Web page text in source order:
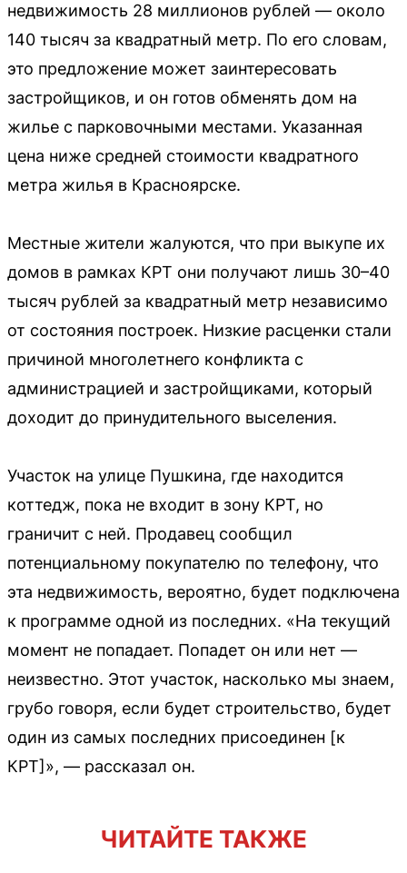
недвижимость 28 миллионов рублей — около
140 тысяч за квадратный метр. По его словам,
это предложение может заинтересовать
застройщиков, и он готов обменять дом на
жилье с парковочными местами. Указанная
цена ниже средней стоимости квадратного
метра жилья в Красноярске.
Местные жители жалуются, что при выкупе их
домов в рамках КРТ они получают лишь 30–40
тысяч рублей за квадратный метр независимо
от состояния построек. Низкие расценки стали
причиной многолетнего конфликта с
администрацией и застройщиками, который
доходит до принудительного выселения.
Участок на улице Пушкина, где находится
коттедж, пока не входит в зону КРТ, но
граничит с ней. Продавец сообщил
потенциальному покупателю по телефону, что
эта недвижимость, вероятно, будет подключена
к программе одной из последних. «На текущий
момент не попадает. Попадет он или нет —
неизвестно. Этот участок, насколько мы знаем,
грубо говоря, если будет строительство, будет
один из самых последних присоединен [к
КРТ]», — рассказал он.
ЧИТАЙТЕ ТАКЖЕ